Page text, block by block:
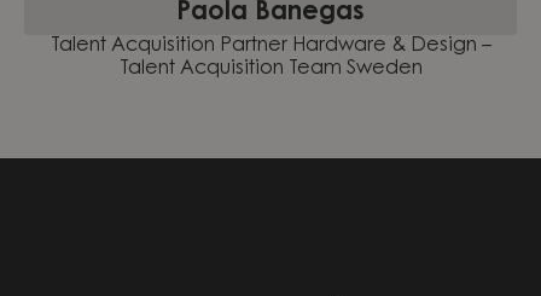
Paola Banegas
Talent Acquisition Partner Hardware & Design –
Talent Acquisition Team Sweden